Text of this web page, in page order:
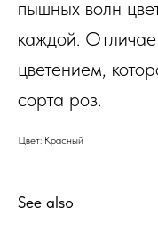
пышных волн
каждой.
цветением,
сорта роз.
Цвет: Красный
See also